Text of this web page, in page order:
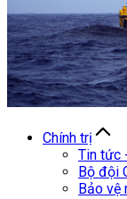
Chính trị
Tin tức
Bộ đội
Bảo